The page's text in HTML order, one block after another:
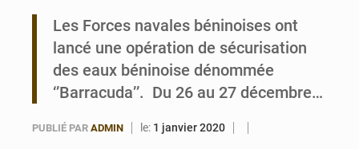
Bénin : Le CEG La Verdure de Ouèdo fait sa mue pour la rentrée
Les Forces navales béninoises ont
lancé une opération de sécurisation
des eaux béninoise dénommée
‘’Barracuda’’. Du 26 au 27 décembre…
PUBLIÉ PAR ADMIN le: 1 janvier 2020